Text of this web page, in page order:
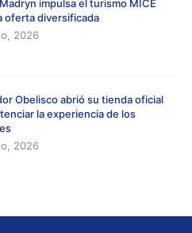
impulsa el turismo MICE
oferta diversificada
2026
Obelisco abrió su tienda oficial
la experiencia de los
2026